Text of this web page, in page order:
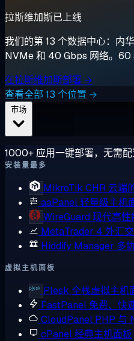
拉斯维加斯已上线
我们的第 13 个数据中心：内
NVMe 和 40 Gbps 网络。60
在拉斯维加斯部署 →
查看全部 13 个位置 →
1000+ 应用一键部署，无需配
安装量最多
MikroTik CHR 云端
aaPanel轻量级主机
WireGuard 现代高性
MetaTrader 4 外汇
Hiddify Manager 多
虚拟主机面板
Plesk 全栈虚拟主机
FastPanel 免费、快
CloudPanel PHP 与
cPanel经典主机面板